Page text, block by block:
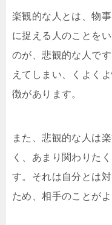
楽観的な人とは、物
に捉える人のことを
のが、悲観的な人で
えてしまい、くよく
徴があります。
また、悲観的な人は
く、あまり関わりた
す。それは自分とは
ため、相手のことが